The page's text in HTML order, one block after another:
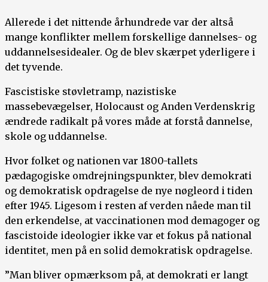
Allerede i det nittende århundrede var der altså
mange konflikter mellem forskellige dannelses- og
uddannelsesidealer. Og de blev skærpet yderligere i
det tyvende.
Fascistiske støvletramp, nazistiske
massebevægelser, Holocaust og Anden Verdenskrig
ændrede radikalt på vores måde at forstå dannelse,
skole og uddannelse.
Hvor folket og nationen var 1800-tallets
pædagogiske omdrejningspunkter, blev demokrati
og demokratisk opdragelse de nye nøgleord i tiden
efter 1945. Ligesom i resten af verden nåede man til
den erkendelse, at vaccinationen mod demagoger og
fascistoide ideologier ikke var et fokus på national
identitet, men på en solid demokratisk opdragelse.
”Man bliver opmærksom på, at demokrati er langt